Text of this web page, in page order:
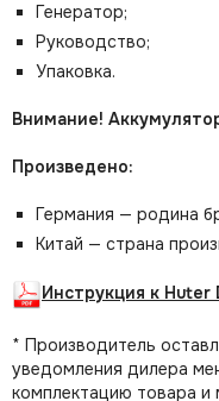
Генератор;
Руководство;
Упаковка.
Внимание!
Произведено:
Германия — родина
Китай — страна
Инструкция к Huter
* Производитель
уведомления дилера
комплектацию товара и